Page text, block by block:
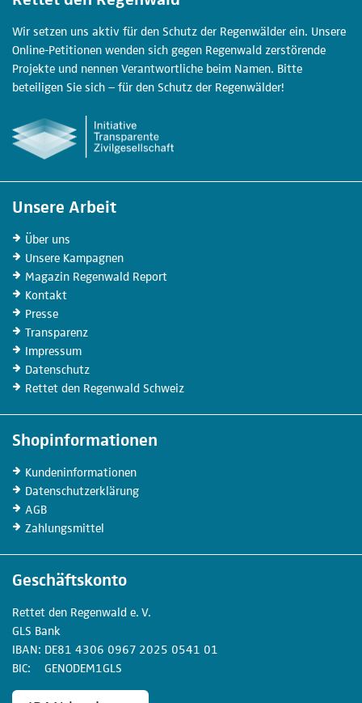
Wir setzen uns aktiv für den Schutz der Regenwälder ein. Unsere
Online-Petitionen wenden sich gegen Regenwald zerstörende
Projekte und nennen Verantwortliche beim Namen. Bitte
beteiligen Sie sich – für den Schutz der Regenwälder!
Unsere Arbeit
Über uns
Unsere Kampagnen
Magazin Regenwald Report
Kontakt
Presse
Transparenz
Impressum
Datenschutz
Rettet den Regenwald Schweiz
Shopinformationen
Kunden­informationen
Datenschutz­erklärung
AGB
Zahlungs­mittel
Geschäftskonto
Rettet den Regenwald e. V.
GLS Bank
IBAN
DE81 4306 0967 2025 0541 01
BIC
GENODEM1GLS